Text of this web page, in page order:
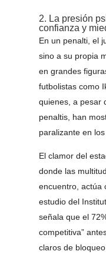
2. La presión
confianza y
En un penalti, el
sino a su propia
en grandes
futbolistas como
quienes, a pesar
penaltis, han
paralizante en
El clamor del
donde las
encuentro, actúa
estudio del
señala que el
competitiva”
claros de bloqueo